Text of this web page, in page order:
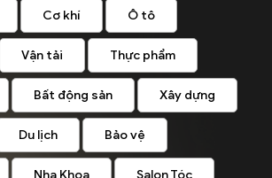
Cơ khí Ô tô
Vận tải Thực phẩm
Bất động sản Xây dựng
Du lịch Bảo vệ